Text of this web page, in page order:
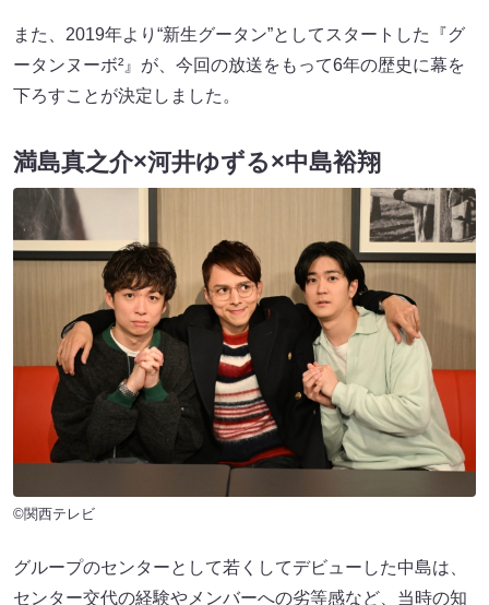
また、2019年より“新生グータン”としてスタートした『グ
ータンヌーボ²』が、今回の放送をもって6年の歴史に幕を
下ろすことが決定しました。
満島真之介×河井ゆずる×中島裕翔
©関西テレビ
グループのセンターとして若くしてデビューした中島は、
センター交代の経験やメンバーへの劣等感など、当時の知